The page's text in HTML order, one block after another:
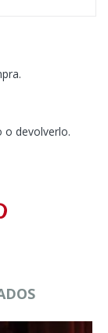
o devolverlo.